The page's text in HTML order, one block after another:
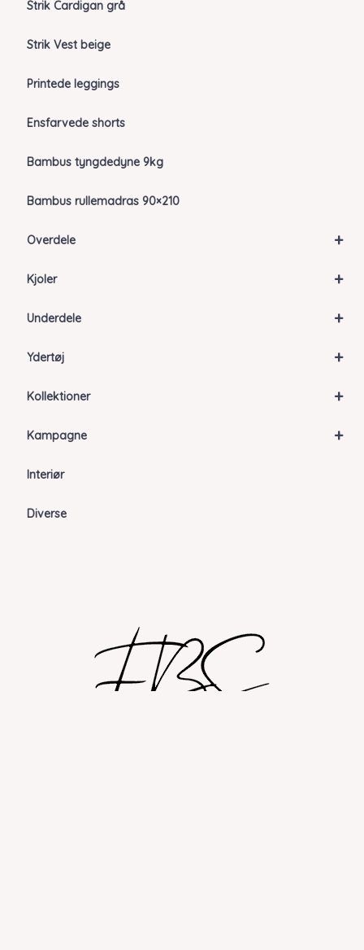
Strik Cardigan grå
Strik Vest beige
Printede leggings
Ensfarvede shorts
Bambus tyngdedyne 9kg
Bambus rullemadras 90×210
+
Overdele
+
Kjoler
+
Underdele
+
Ydertøj
+
Kollektioner
+
Kampagne
Interiør
Diverse